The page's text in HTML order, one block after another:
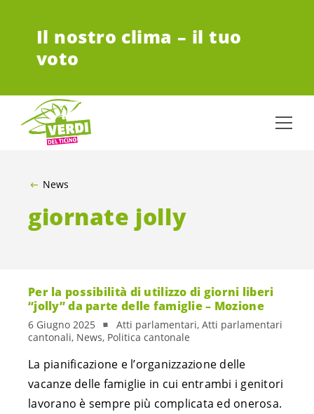
Il nostro clima – il tuo
voto
News
giornate jolly
Per la possibilità di utilizzo di giorni liberi
“jolly” da parte delle famiglie – Mozione
6 Giugno 2025
Atti parlamentari, Atti parlamentari
cantonali, News, Politica cantonale
La pianificazione e l’organizzazione delle
vacanze delle famiglie in cui entrambi i genitori
lavorano è sempre più complicata ed onerosa.